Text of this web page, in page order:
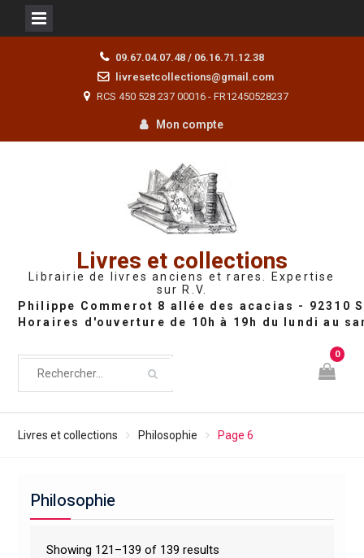
09.67.04.07.48 / 06.16.71.12.38
livresetcollections@gmail.com
RCS 450 528 237 00016 - FR12450528237
Mon compte
Livres et collections
Librairie de livres anciens et rares. Expertise
sur R.V.
0
Livres et collections Philosophie Page 6
Philosophie
Showing 121–139 of 139 results